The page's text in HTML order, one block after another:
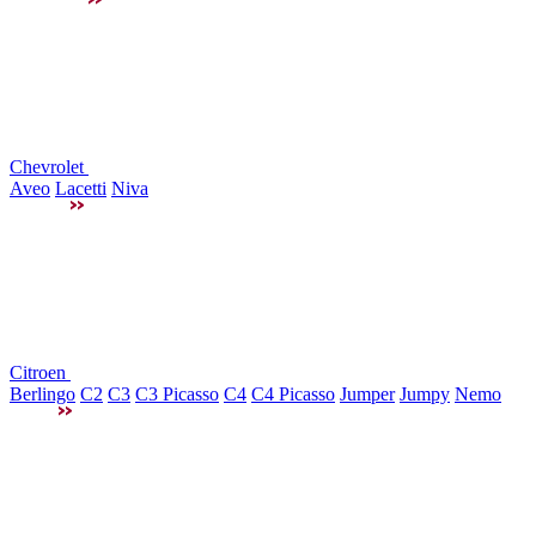
Chevrolet
Aveo Lacetti Niva
Citroen
Berlingo C2 C3 C3 Picasso C4 C4 Picasso Jumper Jumpy Nemo